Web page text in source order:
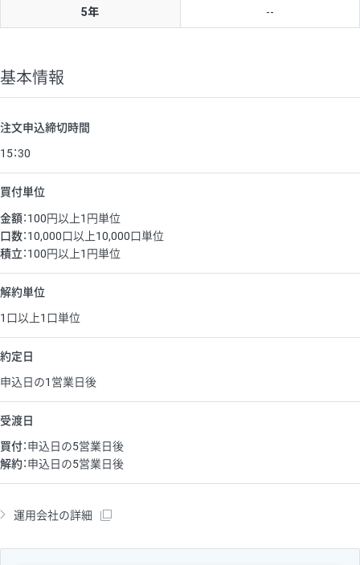
基本情報
注文申込締切時間
15：30
買付単位
金額：100円以上1円単位
口数：10,000口以上10,000口単位
積立：100円以上1円単位
解約単位
1口以上1口単位
約定日
申込日の1営業日後
受渡日
買付：申込日の5営業日後
解約：申込日の5営業日後
運用会社の詳細